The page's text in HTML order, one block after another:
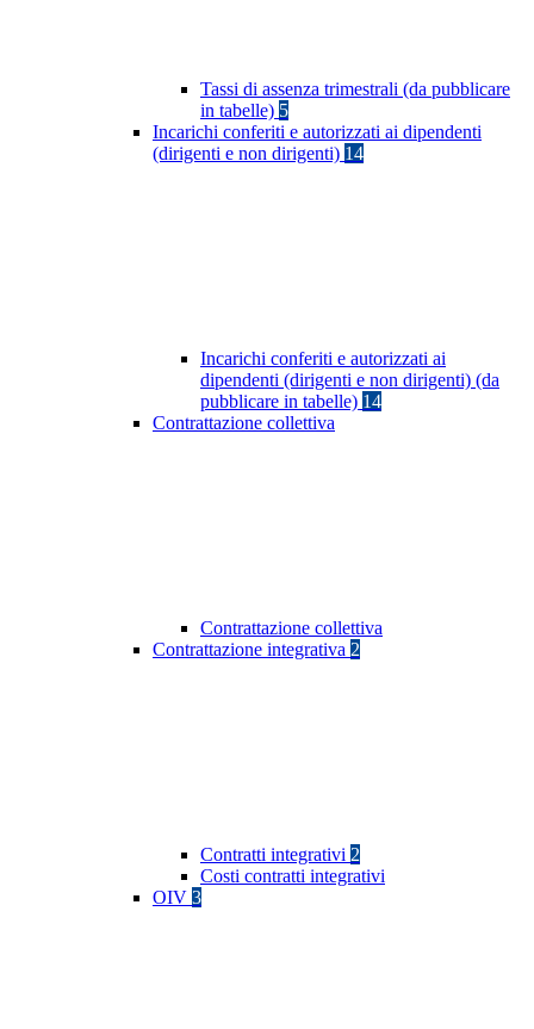
Tassi di assenza trimestrali (da pubblicare
in tabelle) 5
Incarichi conferiti e autorizzati ai dipendenti
(dirigenti e non dirigenti) 14
Incarichi conferiti e autorizzati ai
dipendenti (dirigenti e non dirigenti) (da
pubblicare in tabelle) 14
Contrattazione collettiva
Contrattazione collettiva
Contrattazione integrativa 2
Contratti integrativi 2
Costi contratti integrativi
OIV 3